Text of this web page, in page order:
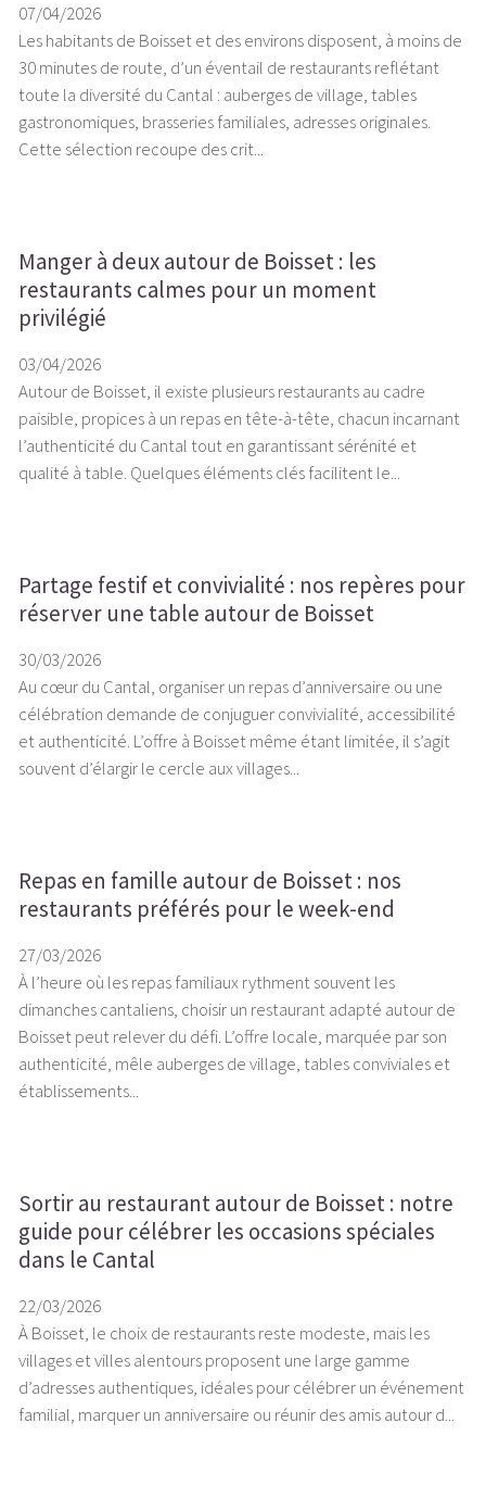
07/04/2026
Les habitants de Boisset et des environs disposent, à moins de
30 minutes de route, d’un éventail de restaurants reflétant
toute la diversité du Cantal : auberges de village, tables
gastronomiques, brasseries familiales, adresses originales.
Cette sélection recoupe des crit...
Manger à deux autour de Boisset : les
restaurants calmes pour un moment
privilégié
03/04/2026
Autour de Boisset, il existe plusieurs restaurants au cadre
paisible, propices à un repas en tête-à-tête, chacun incarnant
l’authenticité du Cantal tout en garantissant sérénité et
qualité à table. Quelques éléments clés facilitent le...
Partage festif et convivialité : nos repères pour
réserver une table autour de Boisset
30/03/2026
Au cœur du Cantal, organiser un repas d’anniversaire ou une
célébration demande de conjuguer convivialité, accessibilité
et authenticité. L’offre à Boisset même étant limitée, il s’agit
souvent d’élargir le cercle aux villages...
Repas en famille autour de Boisset : nos
restaurants préférés pour le week-end
27/03/2026
À l’heure où les repas familiaux rythment souvent les
dimanches cantaliens, choisir un restaurant adapté autour de
Boisset peut relever du défi. L’offre locale, marquée par son
authenticité, mêle auberges de village, tables conviviales et
établissements...
Sortir au restaurant autour de Boisset : notre
guide pour célébrer les occasions spéciales
dans le Cantal
22/03/2026
À Boisset, le choix de restaurants reste modeste, mais les
villages et villes alentours proposent une large gamme
d’adresses authentiques, idéales pour célébrer un événement
familial, marquer un anniversaire ou réunir des amis autour d...